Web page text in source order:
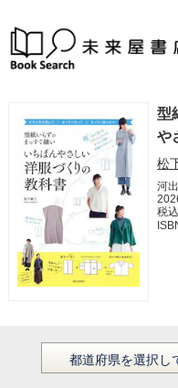
型
や
松
河
税